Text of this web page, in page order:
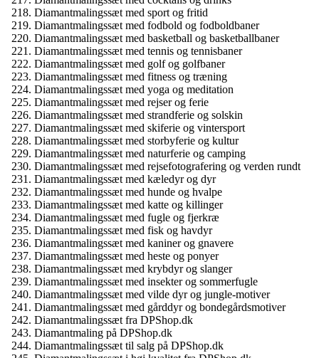
Diamantmalingssæt med sport og fritid
Diamantmalingssæt med fodbold og fodboldbaner
Diamantmalingssæt med basketball og basketballbaner
Diamantmalingssæt med tennis og tennisbaner
Diamantmalingssæt med golf og golfbaner
Diamantmalingssæt med fitness og træning
Diamantmalingssæt med yoga og meditation
Diamantmalingssæt med rejser og ferie
Diamantmalingssæt med strandferie og solskin
Diamantmalingssæt med skiferie og vintersport
Diamantmalingssæt med storbyferie og kultur
Diamantmalingssæt med naturferie og camping
Diamantmalingssæt med rejsefotografering og verden rundt
Diamantmalingssæt med kæledyr og dyr
Diamantmalingssæt med hunde og hvalpe
Diamantmalingssæt med katte og killinger
Diamantmalingssæt med fugle og fjerkræ
Diamantmalingssæt med fisk og havdyr
Diamantmalingssæt med kaniner og gnavere
Diamantmalingssæt med heste og ponyer
Diamantmalingssæt med krybdyr og slanger
Diamantmalingssæt med insekter og sommerfugle
Diamantmalingssæt med vilde dyr og jungle-motiver
Diamantmalingssæt med gårddyr og bondegårdsmotiver
Diamantmalingssæt fra DPShop.dk
Diamantmaling på DPShop.dk
Diamantmalingssæt til salg på DPShop.dk